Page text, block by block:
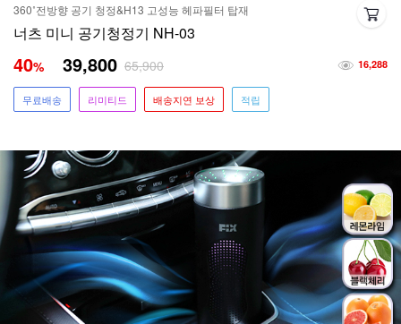
360˚전방향 공기 청정&H13 고성능 헤파필터 탑재
너츠 미니 공기청정기 NH-03
16,288
40% 39,800 65,900
무료배송 리미티드 배송지연 보상 적립